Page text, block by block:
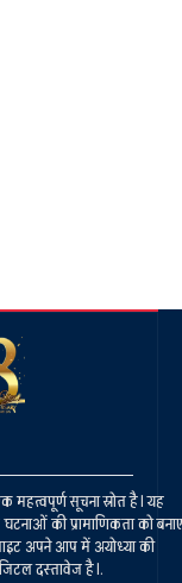
महत्वपूर्ण सूचना स्रोत है। यह
की प्रामाणिकता को बनाए
अपने आप में अयोध्या की
दस्तावेज है।.